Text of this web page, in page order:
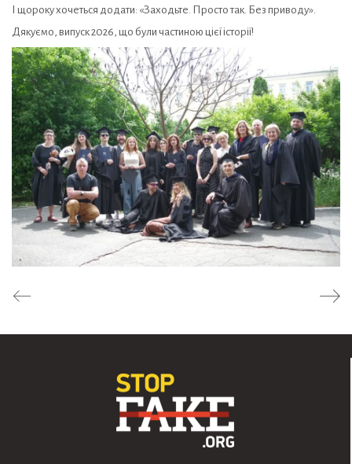
І щороку хочеться додати: «Заходьте. Просто так. Без приводу».
Дякуємо, випуск 2026, що були частиною цієї історії!